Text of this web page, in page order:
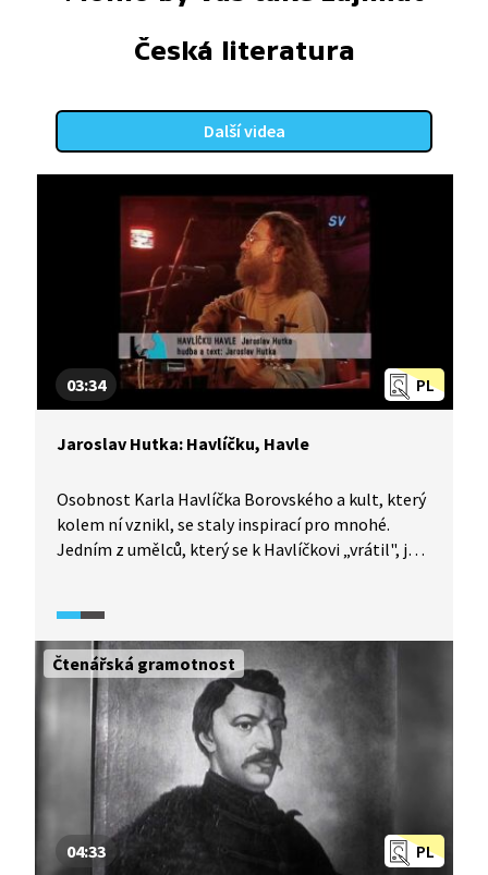
Česká literatura
Další videa
PL
03:34
Jaroslav Hutka: Havlíčku, Havle
Osobnost Karla Havlíčka Borovského a kult, který
kolem ní vznikl, se staly inspirací pro mnohé.
Jedním z umělců, který se k Havlíčkovi „vrátil", je
Čtenářská gramotnost
PL
04:33